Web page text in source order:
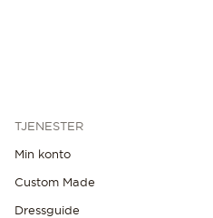
TJENESTER
Min konto
Custom Made
Dressguide